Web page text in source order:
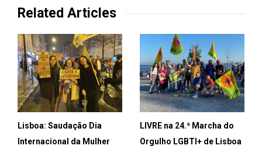
Related Articles
Lisboa: Saudação Dia
Internacional da Mulher
LIVRE na 24.ª Marcha do
Orgulho LGBTI+ de Lisboa